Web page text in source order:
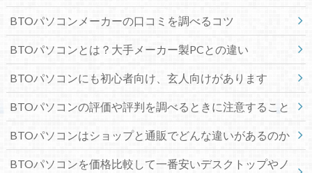
BTOパソコンメーカーの口コミを調べるコツ
BTOパソコンとは？大手メーカー製PCとの違い
BTOパソコンにも初心者向け、玄人向けがあります
BTOパソコンの評価や評判を調べるときに注意すること
BTOパソコンはショップと通販でどんな違いがあるのか
BTOパソコンを価格比較して一番安いデスクトップやノ